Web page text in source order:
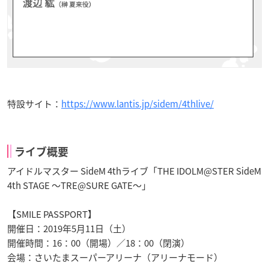
特設サイト： https://www.lantis.jp/sidem/4thlive/
ライブ概要
アイドルマスター SideM 4thライブ「THE IDOLM@STER SideM
4th STAGE 〜TRE@SURE GATE〜」
【SMILE PASSPORT】
開催日：2019年5月11日（土）
開催時間：16：00（開場）／18：00（閉演）
会場：さいたまスーパーアリーナ（アリーナモード）